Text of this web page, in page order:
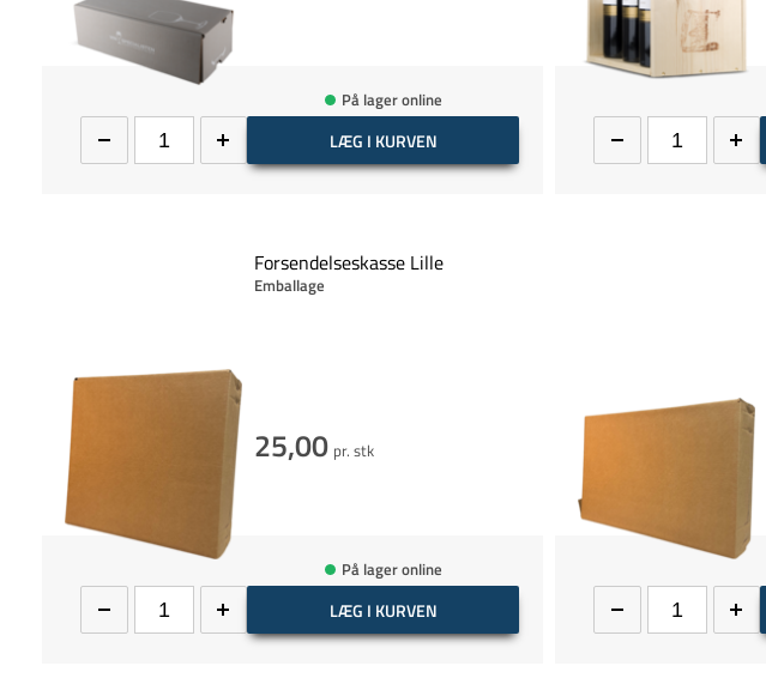
På lager online
LÆG I KURVEN
Forsendelseskasse Lille
Emballage
25,00 pr. stk
På lager online
LÆG I KURVEN